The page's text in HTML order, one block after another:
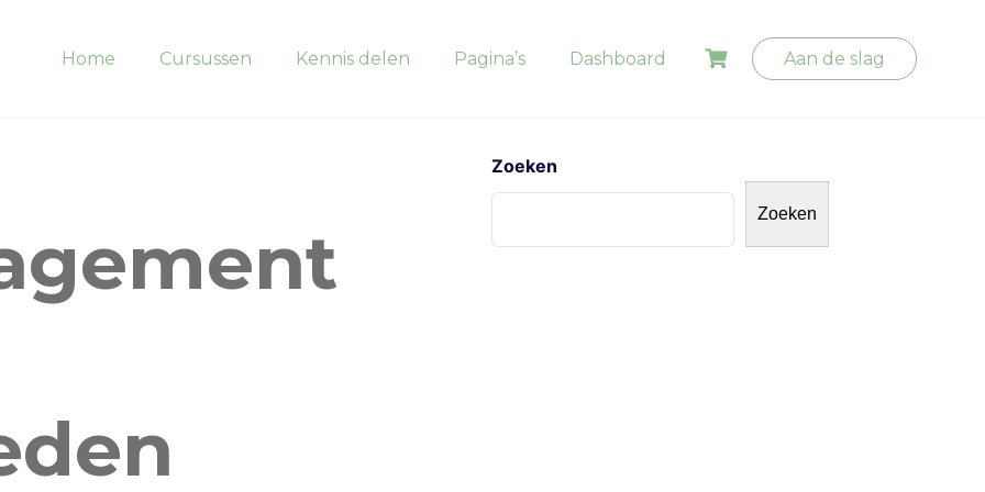
Home Cursussen Kennis delen Pagina’s Dashboard Aan de slag
Zoeken
Zoeken